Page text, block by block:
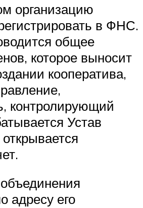
организацию
в ФНС.
общее
которое выносит
кооператива,
контролирующий
Устав
адресу его